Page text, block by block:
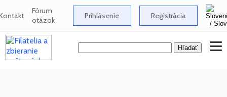
Fórum
otázok Prihlásenie Registrácia